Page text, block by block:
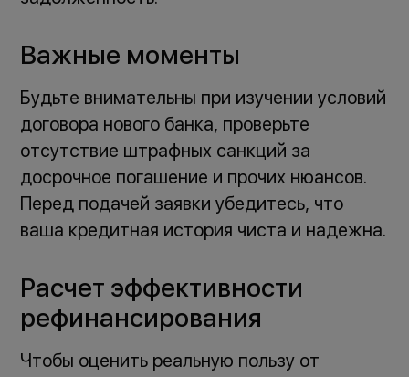
Важные моменты
Будьте внимательны при изучении условий
договора нового банка, проверьте
отсутствие штрафных санкций за
досрочное погашение и прочих нюансов.
Перед подачей заявки убедитесь, что
ваша кредитная история чиста и надежна.
Расчет эффективности
рефинансирования
Чтобы оценить реальную пользу от